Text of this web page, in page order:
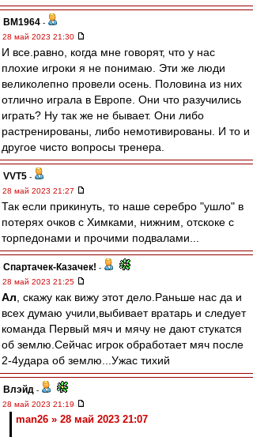
BM1964 -
28 май 2023 21:30
И все.равно, когда мне говорят, что у нас
плохие игроки я не понимаю. Эти же люди
великолепно провели осень. Половина из них
отлично играла в Европе. Они что разучились
играть? Ну так же не бывает. Они либо
растренированы, либо немотивированы. И то и
другое чисто вопросы тренера.
VVT5 -
28 май 2023 21:27
Так если прикинуть, то наше серебро "ушло" в
потерях очков с Химками, нижним, отскоке с
торпедонами и прочими подвалами...
Спартачек-Казачек! -
28 май 2023 21:25
Ал , скажу как вижу этот дело.Раньше нас да и
всех думаю учили,выбивает вратарь и следует
команда Первый мяч и мячу не дают стукатся
об землю.Сейчас игрок обработает мяч после
2-4удара об землю...Ужас тихий
Влэйд -
28 май 2023 21:19
man26 » 28 май 2023 21:07